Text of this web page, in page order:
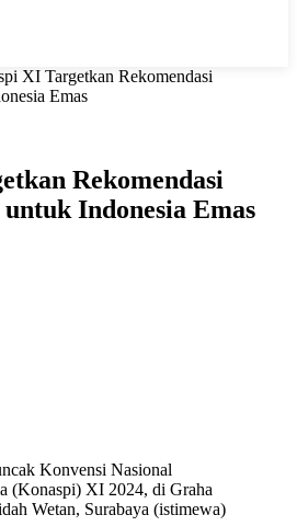
XI Targetkan Rekomendasi
Emas
Rekomendasi
Indonesia Emas
Konvensi Nasional
(Konaspi) XI 2024, di Graha
Wetan, Surabaya (istimewa)